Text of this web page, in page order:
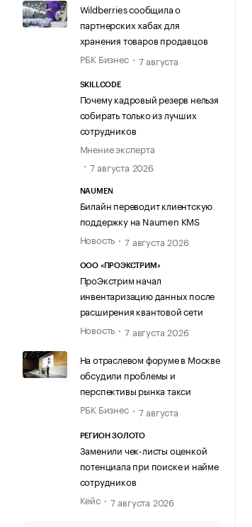
Wildberries сообщила о
партнерских хабах для
хранения товаров продавцов
РБК Бизнес
7 августа
SKILLCODE
Почему кадровый резерв нельзя
собирать только из лучших
сотрудников
Мнение эксперта
7 августа 2026
NAUMEN
Билайн переводит клиентскую
поддержку на Naumen KMS
Новость
7 августа 2026
ООО «ПРОЭКСТРИМ»
ПроЭкстрим начал
инвентаризацию данных после
расширения квантовой сети
Новость
7 августа 2026
На отраслевом форуме в Москве
обсудили проблемы и
перспективы рынка такси
РБК Бизнес
7 августа
РЕГИОН ЗОЛОТО
Заменили чек-листы оценкой
потенциала при поиске и найме
сотрудников
Кейс
7 августа 2026